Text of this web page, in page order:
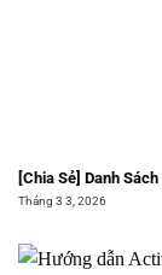
[Chia Sẻ] Danh
Tháng 3 3, 2026